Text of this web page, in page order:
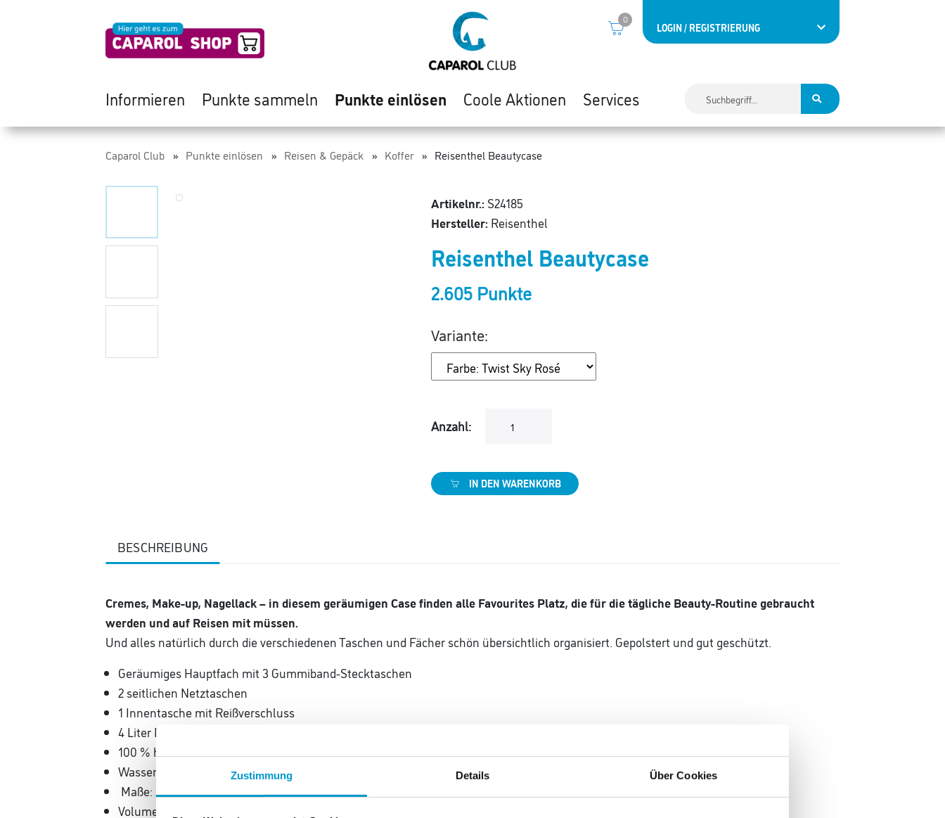
Zustimmung Details Über Cookies
0
LOGIN / REGISTRIERUNG
Informieren Punkte sammeln Punkte einlösen Coole Aktionen Services
Caparol Club Punkte einlösen Reisen & Gepäck Koffer Reisenthel Beautycase
Artikelnr.: S24185
Hersteller: Reisenthel
Reisenthel Beautycase
2.605 Punkte
Variante:
Anzahl:
IN DEN WARENKORB
BESCHREIBUNG
Cremes, Make-up, Nagellack – in diesem geräumigen Case finden alle Favourites Platz, die für die tägliche Beauty-Routine gebraucht
werden und auf Reisen mit müssen.
Und alles natürlich durch die verschiedenen Taschen und Fächer schön übersichtlich organisiert. Gepolstert und gut geschützt.
Geräumiges Hauptfach mit 3 Gummiband-Stecktaschen
2 seitlichen Netztaschen
1 Innentasche mit Reißverschluss
4 Liter Fassungsvermögen
100 % hochwertiges recyceltes Polyestergewebe
Wasserabweisend
Maße: 27 x 18 x 17 cm
Volumen in Liter: 4